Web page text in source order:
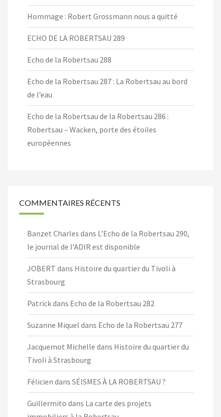
Hommage : Robert Grossmann nous a quitté
ECHO DE LA ROBERTSAU 289
Echo de la Robertsau 288
Echo de la Robertsau 287 : La Robertsau au bord
de l’eau
Echo de la Robertsau de la Robertsau 286 :
Robertsau – Wacken, porte des étoiles
européennes
COMMENTAIRES RÉCENTS
Banzet Charles dans L’Echo de la Robertsau 290,
le journal de l’ADIR est disponible
JOBERT dans Histoire du quartier du Tivoli à
Strasbourg
Patrickdans Echo de la Robertsau 282
Suzanne Miquel dans Echo de la Robertsau 277
Jacquemot Michelle dans Histoire du quartier du
Tivoli à Strasbourg
Félicien dans SÉISMES À LA ROBERTSAU ?
Guillermito dans La carte des projets